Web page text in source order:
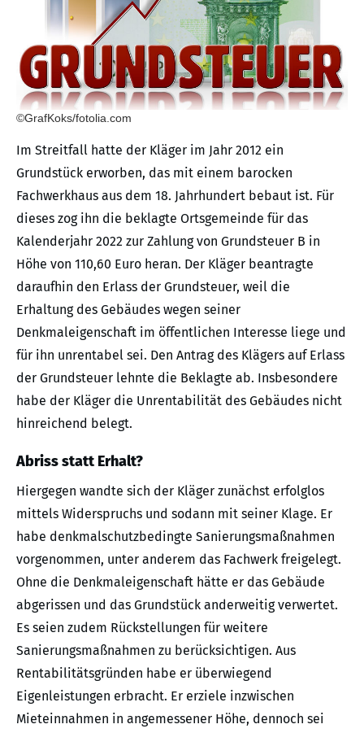
©GrafKoks/fotolia.com
Im Streitfall hatte der Kläger im Jahr 2012 ein
Grundstück erworben, das mit einem barocken
Fachwerkhaus aus dem 18. Jahrhundert bebaut ist. Für
dieses zog ihn die beklagte Ortsgemeinde für das
Kalenderjahr 2022 zur Zahlung von Grundsteuer B in
Höhe von 110,60 Euro heran. Der Kläger beantragte
daraufhin den Erlass der Grundsteuer, weil die
Erhaltung des Gebäudes wegen seiner
Denkmaleigenschaft im öffentlichen Interesse liege und
für ihn unrentabel sei. Den Antrag des Klägers auf Erlass
der Grundsteuer lehnte die Beklagte ab. Insbesondere
habe der Kläger die Unrentabilität des Gebäudes nicht
hinreichend belegt.
Abriss statt Erhalt?
Hiergegen wandte sich der Kläger zunächst erfolglos
mittels Widerspruchs und sodann mit seiner Klage. Er
habe denkmalschutzbedingte Sanierungsmaßnahmen
vorgenommen, unter anderem das Fachwerk freigelegt.
Ohne die Denkmaleigenschaft hätte er das Gebäude
abgerissen und das Grundstück anderweitig verwertet.
Es seien zudem Rückstellungen für weitere
Sanierungsmaßnahmen zu berücksichtigen. Aus
Rentabilitätsgründen habe er überwiegend
Eigenleistungen erbracht. Er erziele inzwischen
Mieteinnahmen in angemessener Höhe, dennoch sei